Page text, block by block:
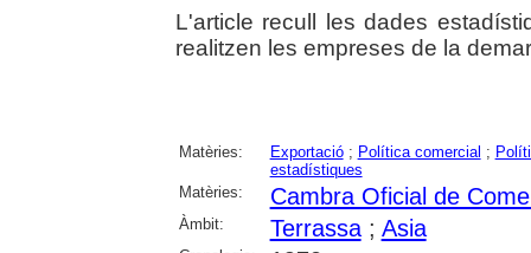
L'article recull les dades
realitzen les empreses de la
Matèries: Exportació; Política comercial ;
estadístiques
Matèries:
Cambra Oficial de
Àmbit: Terrassa; Asia